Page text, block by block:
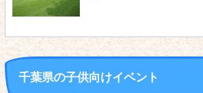
千葉県の子供向けイベント